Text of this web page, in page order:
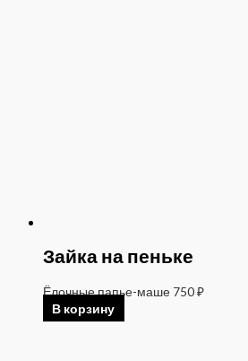
Зайка на пеньке
Ёлочные папье-маше 750₽
В корзину